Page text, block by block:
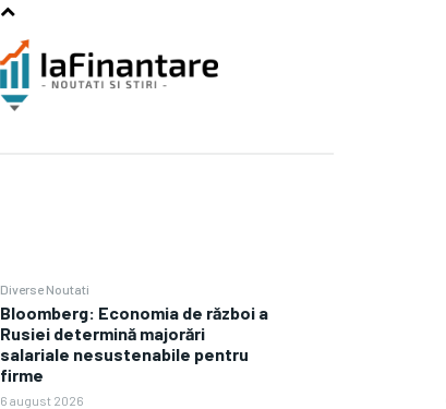
Diverse Noutati
Bloomberg: Economia de război a
Rusiei determină majorări
salariale nesustenabile pentru
firme
6 august 2026